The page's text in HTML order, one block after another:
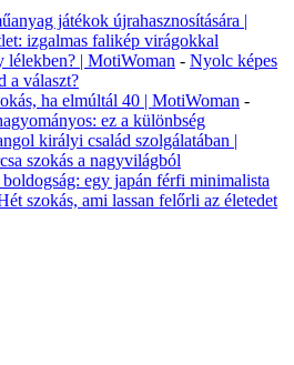
játékok újrahasznosítására |
izgalmas falikép virágokkal
lélekben? | MotiWoman - Nyolc képes
a választ?
ha elmúltál 40 | MotiWoman -
ez a különbség
királyi család szolgálatában |
szokás a nagyvilágból
egy japán férfi minimalista
szokás, ami lassan felőrli az életedet